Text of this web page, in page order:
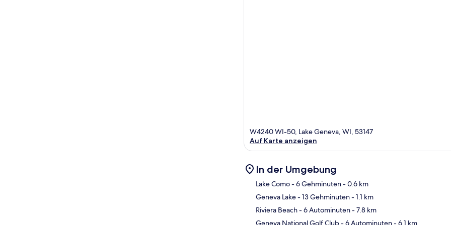
W4240 WI-50, Lake Geneva, WI, 53147
Auf Karte anzeigen
In der Umgebung
Lake Como- 6 Gehminuten- 0.6 km
Geneva Lake- 13 Gehminuten- 1.1 km
Riviera Beach- 6 Autominuten- 7.8 km
Geneva National Golf Club- 6 Autominuten- 6.1 km